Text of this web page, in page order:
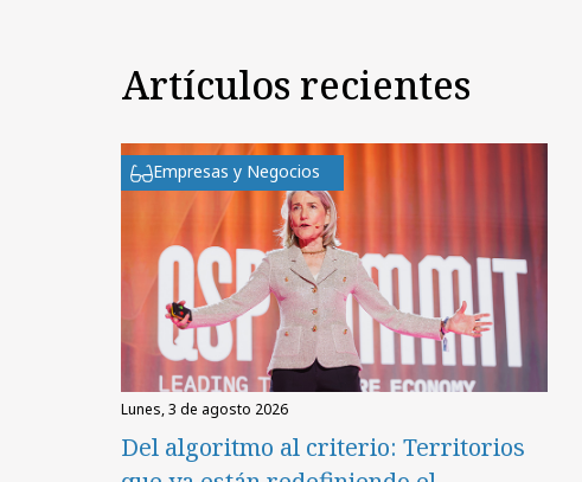
Artículos recientes
Empresas y Negocios
lunes, 3 de agosto 2026
Del algoritmo al criterio: Territorios